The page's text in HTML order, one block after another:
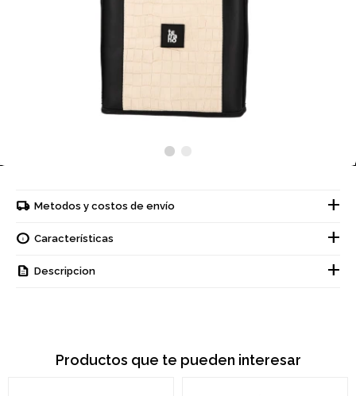
Metodos y costos de envío
Características
Descripcion
Productos que te pueden interesar